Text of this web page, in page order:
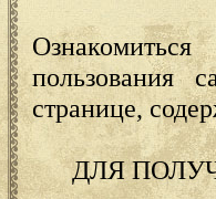
пользования
странице,
ДЛЯ